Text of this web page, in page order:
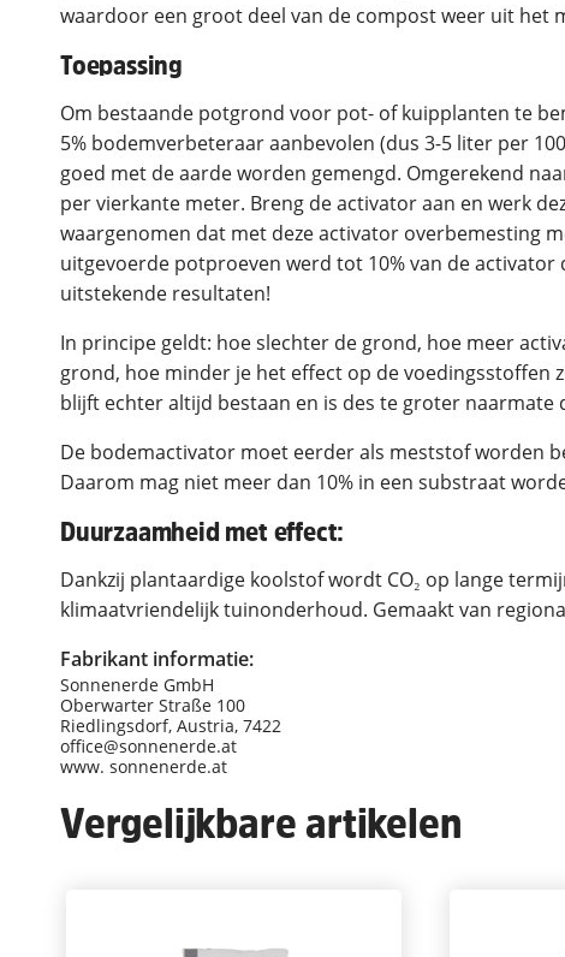
waardoor een groot deel van de compost weer uit het
Toepassing
Om bestaande potgrond voor pot- of kuipplanten te
5% bodemverbeteraar aanbevolen (dus 3-5 liter per
goed met de aarde worden gemengd. Omgerekend
per vierkante meter. Breng de activator aan en werk
waargenomen dat met deze activator overbemesting
uitgevoerde potproeven werd tot 10% van de
uitstekende resultaten!
In principe geldt: hoe slechter de grond, hoe meer
grond, hoe minder je het effect op de voedingsstoffen
blijft echter altijd bestaan en is des te groter naarmate
De bodemactivator moet eerder als meststof worden
Daarom mag niet meer dan 10% in een substraat
Duurzaamheid met effect:
Dankzij plantaardige koolstof wordt CO₂ op lange
klimaatvriendelijk tuinonderhoud. Gemaakt van
Fabrikant informatie:
Sonnenerde GmbH
Oberwarter Straße 100
Riedlingsdorf, Austria, 7422
office@sonnenerde.at
www. sonnenerde.at
Vergelijkbare artikelen